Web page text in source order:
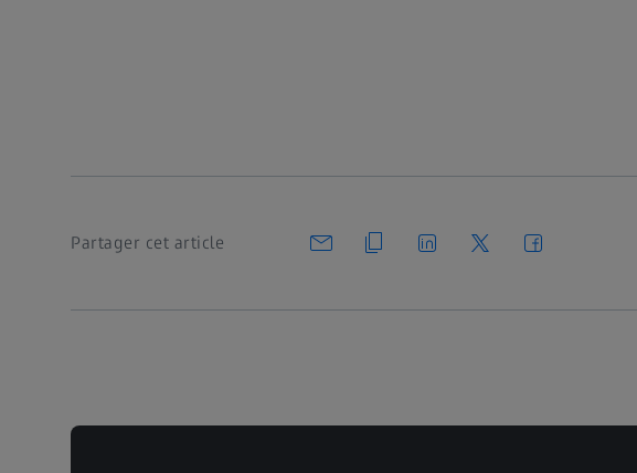
Partager cet article